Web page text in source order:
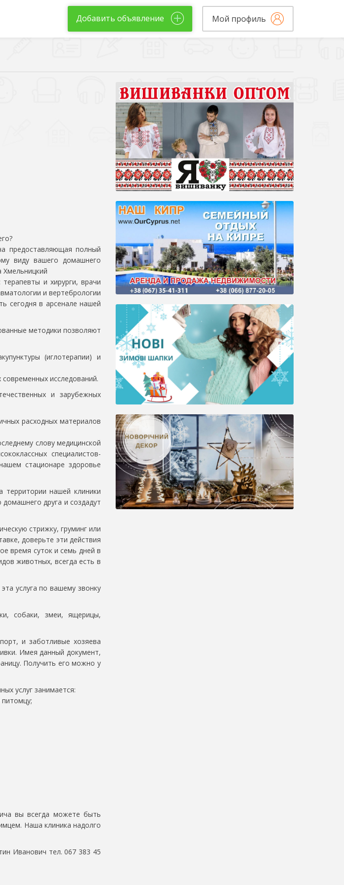
Добавить объявление Мой профиль
предоставляющая полный
виду вашего домашнего
и хирурги, врачи
и вертебрологии
сегодня в арсенале нашей
методики позволяют
(иглотерапии) и
исследований.
и зарубежных
расходных материалов
слову медицинской
специалистов-
стационаре здоровье
нашей клиники
друга и создадут
стрижку, груминг или
доверьте эти действия
время суток и семь дней в
животных, всегда есть в
услуга по вашему звонку
собаки, змеи, ящерицы,
и заботливые хозяева
Имея данный документ,
Получить его можно у
услуг занимается:
вы всегда можете быть
Наша клиника надолго
Иванович тел. 067 383 45